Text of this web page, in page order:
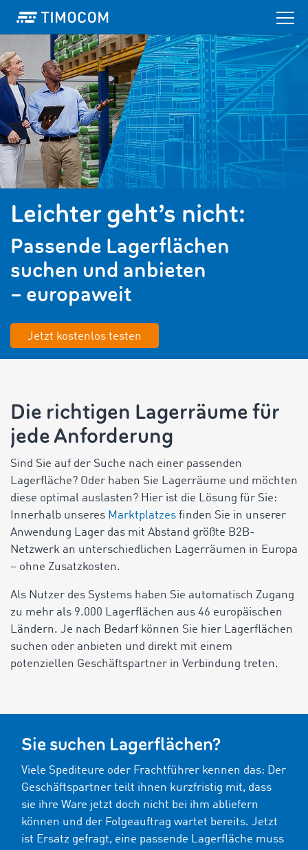
Leichter geht’s nicht:
Passende Lagerflächen
suchen und anbieten
– europaweit
Jetzt kostenlos testen
Die richtigen Lagerräume für
jede Anforderung
Sind Sie auf der Suche nach einer passenden
Lagerfläche? Oder haben Sie Lagerräume und möchten
diese optimal auslasten? Hier ist die Lösung für Sie:
Innerhalb unseres Marktplatzes finden Sie in unserer
Anwendung Lager das mit Abstand größte B2B-
Netzwerk an unterschiedlichen Lagerräumen in Europa
– ohne Zusatzkosten.
Als Nutzer des Systems haben Sie automatisch Zugang
zu mehr als 9.000 Lagerflächen aus 46 europäischen
Ländern. Je nach Bedarf können Sie hier Lagerflächen
suchen oder anbieten und direkt mit einem
potenziellen Geschäftspartner in Verbindung treten.
Sie suchen Lagerflächen?
Viele Spediteure oder Frachtführer kennen das: Der
Geschäftspartner teilt ihnen kurzfristig mit, dass
sie ihre Ware jetzt doch nicht bei ihm abliefern
können und der Folgeauftrag wartet bereits. Jetzt
ist Ersatz gefragt, eine passende Lagerfläche muss